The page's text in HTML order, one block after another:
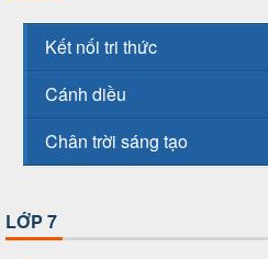
Kết nối tri thức
Cánh diều
Chân trời sáng tạo
LỚP 7